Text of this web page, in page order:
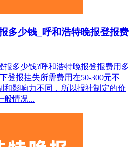
多少钱_呼和浩特晚报登报费
报多少钱?呼和浩特晚报登报费用多
登报挂失所需费用在50-300元不
和影响力不同，所以报社制定的价
般情况...